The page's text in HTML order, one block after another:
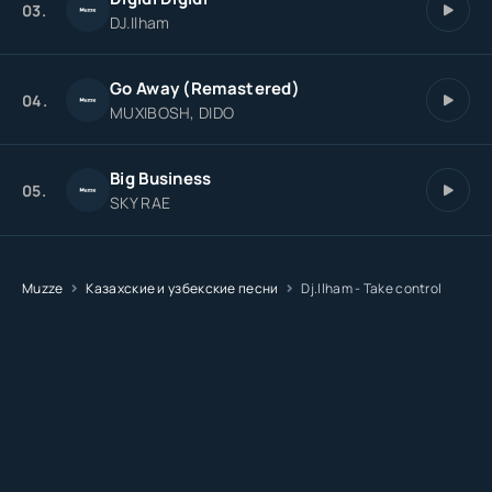
03.
DJ.Ilham
04. Go Away (Remastered)
MUXIBOSH, DIDO
05. Big Business
SKY RAE
Muzze Казахские и узбекские песни Dj.Ilham - Take control